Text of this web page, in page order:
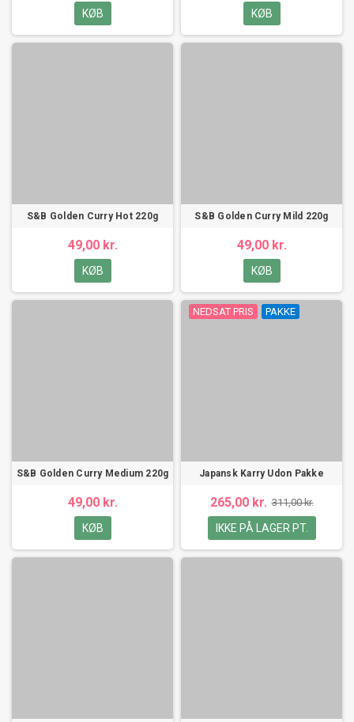
KØB KØB
S&B Golden Curry Hot 220g
49,00 kr.
KØB
S&B Golden Curry Mild 220g
49,00 kr.
KØB
S&B Golden Curry Medium 220g
49,00 kr.
KØB
NEDSAT PRIS PAKKE
Japansk Karry Udon Pakke
265,00 kr. 311,00 kr.
IKKE PÅ LAGER PT.